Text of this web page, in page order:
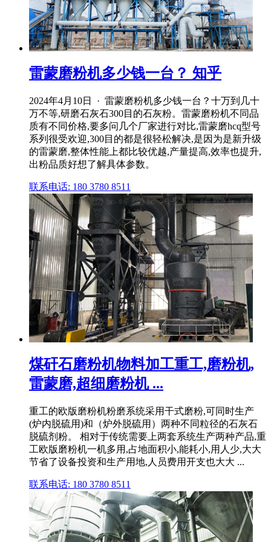
雷蒙磨粉机多少钱一台？ 知乎
2024年4月10日 · 雷蒙磨粉机多少钱一台？十万到几十
万不等,研磨石灰石300目的石灰粉。雷蒙磨粉机不同品
质有不同价格,要多问几个厂家进行对比,雷蒙磨hcq型号
系列很受欢迎,300目的都是很轻松解决,是因为是新升级
的雷蒙磨,整体性能上都比较优越,产量提高,效率也提升,
出粉品质好想了解具体参数。
联系电话: 180 3780 8511
煤矸石磨粉机物料加工重工,磨粉机,
雷蒙磨,超细磨粉机 ...
重工的欧版磨粉机粉磨系统采用干式磨粉,可同时生产
(炉内脱硫用)和（炉外脱硫用）两种不同粒径的石灰石
脱硫剂粉。 相对于传统需要上两套系统生产两种产品,重
工欧版磨粉机一机多用,占地面积小,能耗小,用人少,大大
节省了设备投资和生产用地,人员费用开支也大大 ...
联系电话: 180 3780 8511